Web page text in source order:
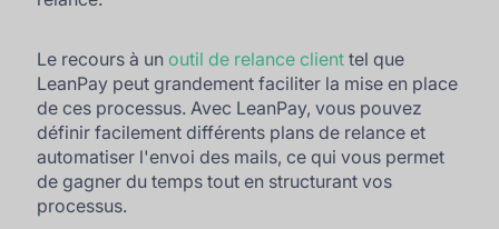
Le recours à unoutil de relance client tel que
LeanPay peut grandement faciliter la mise en place
de ces processus. Avec LeanPay, vous pouvez
définir facilement différents plans de relance et
automatiser l'envoi des mails, ce qui vous permet
de gagner du temps tout en structurant vos
processus.